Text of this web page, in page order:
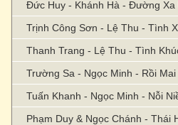
Đức Huy - Khánh Hà - Đường
Trịnh Công Sơn - Lệ Thu - Tình
Thanh Trang - Lệ Thu - Tình
Trường Sa - Ngọc Minh - Rồi
Tuấn Khanh - Ngọc Minh - Nỗi
Phạm Duy & Ngọc Chánh - Thái